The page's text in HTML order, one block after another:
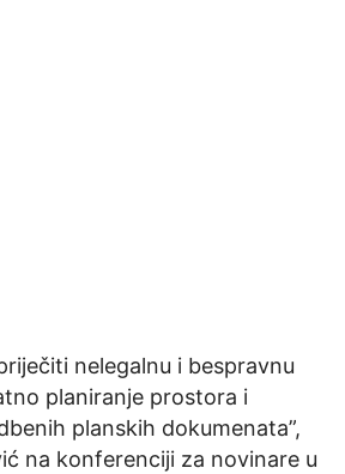
nelegalnu i bespravnu
planiranje prostora i
planskih dokumenata”,
na konferenciji za novinare u